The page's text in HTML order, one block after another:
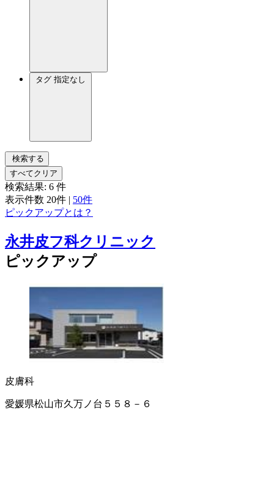
タグ 指定なし
検索する
すべてクリア
検索結果: 6 件
表示件数 20件 | 50件
ピックアップとは？
永井皮フ科クリニック
ピックアップ
皮膚科
愛媛県松山市久万ノ台５５８－６